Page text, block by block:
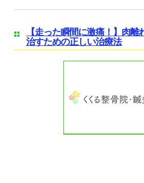
【走った瞬間に激痛！】肉離
治すための正しい治療法